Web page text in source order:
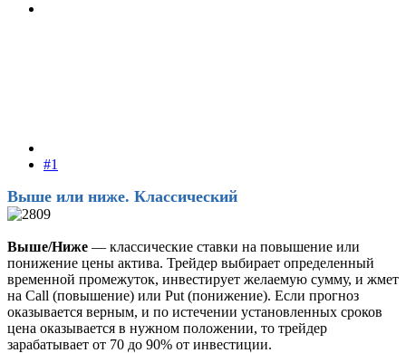
#1
Выше или ниже. Классический
Выше/Ниже — классические ставки на повышение или
понижение цены актива. Трейдер выбирает определенный
временной промежуток, инвестирует желаемую сумму, и жмет
на Call (повышение) или Put (понижение). Если прогноз
оказывается верным, и по истечении установленных сроков
цена оказывается в нужном положении, то трейдер
зарабатывает от 70 до 90% от инвестиции.